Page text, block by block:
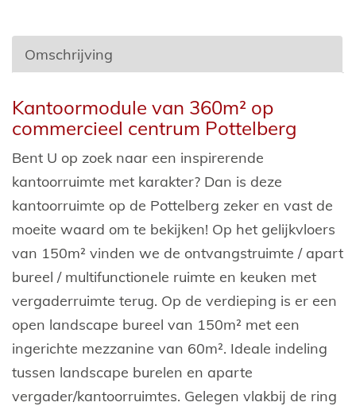
Omschrijving
Omschrijving
Kantoormodule van 360m² op
commercieel centrum Pottelberg
Bent U op zoek naar een inspirerende
kantoorruimte met karakter? Dan is deze
kantoorruimte op de Pottelberg zeker en vast de
moeite waard om te bekijken! Op het gelijkvloers
van 150m² vinden we de ontvangstruimte / apart
bureel / multifunctionele ruimte en keuken met
vergaderruimte terug. Op de verdieping is er een
open landscape bureel van 150m² met een
ingerichte mezzanine van 60m². Ideale indeling
tussen landscape burelen en aparte
vergader/kantoorruimtes. Gelegen vlakbij de ring